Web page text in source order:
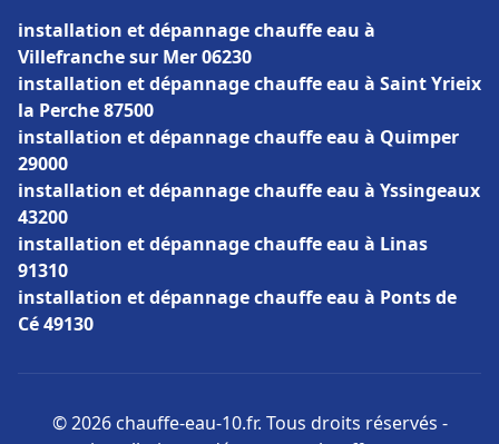
installation et dépannage chauffe eau à
Villefranche sur Mer 06230
installation et dépannage chauffe eau à Saint Yrieix
la Perche 87500
installation et dépannage chauffe eau à Quimper
29000
installation et dépannage chauffe eau à Yssingeaux
43200
installation et dépannage chauffe eau à Linas
91310
installation et dépannage chauffe eau à Ponts de
Cé 49130
© 2026 chauffe-eau-10.fr. Tous droits réservés -